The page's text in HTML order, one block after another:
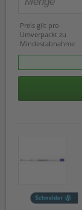
Preis gilt pro
Umverpackt zu
Mindestabnahme